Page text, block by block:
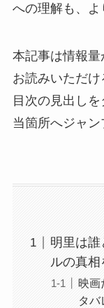
への理解も、よ
本記事は情報
お読みいただけ
目次の見出し
当箇所へジャン
明里は誰
ルの真相
映画
タバ